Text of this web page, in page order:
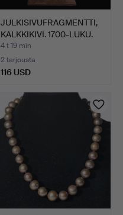
JULKISIVUFRAGMENTTI,
KALKKIKIVI. 1700-LUKU.
4 t 19 min
2 tarjousta
116 USD